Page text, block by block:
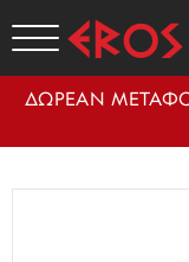
ΔΩΡΕΑΝ